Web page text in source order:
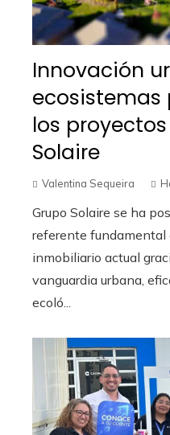
Innovación
ecosistemas
los
Solaire
Valentina Sequeira
Grupo Solaire se ha
referente fundamental
inmobiliario actual
vanguardia urbana,
ecoló...